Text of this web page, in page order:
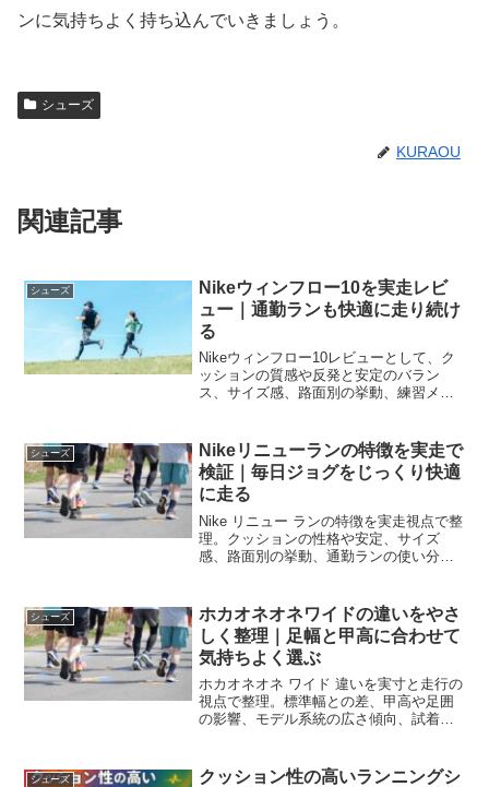
ンに気持ちよく持ち込んでいきましょう。
シューズ
KURAOU
関連記事
シューズ
Nikeウィンフロー10を実走レビ
ュー｜通勤ランも快適に走り続け
る
Nikeウィンフロー10レビューとして、ク
ッションの質感や反発と安定のバラン
ス、サイズ感、路面別の挙動、練習メニ
押さえて選べます。
シューズ
Nikeリニューランの特徴を実走で
検証｜毎日ジョグをじっくり快適
に走る
Nike リニュー ランの特徴を実走視点で整
理。クッションの性格や安定、サイズ
感、路面別の挙動、通勤ランの使い分
シューズ
ホカオネオネワイドの違いをやさ
しく整理｜足幅と甲高に合わせて
気持ちよく選ぶ
ホカオネオネ ワイド 違いを実寸と走行の
視点で整理。標準幅との差、甲高や足囲
の影響、モデル系統の広さ傾向、試着と
す。
シューズ
クッション性の高いランニングシ